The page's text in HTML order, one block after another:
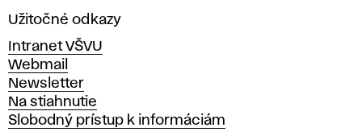
a
ý
t
v
a
r
Užitočné odkazy
Intranet VŠVU
Webmail
Newsletter
Na stiahnutie
Slobodný prístup k informáciám